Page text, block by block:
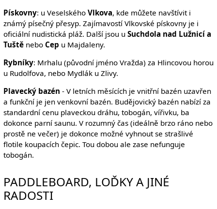
Pískovny: u Veselského Vlkova, kde můžete navštívit i
známý písečný přesyp. Zajímavostí Vlkovské pískovny je i
oficiální nudistická pláž. Další jsou u Suchdola nad Lužnicí a
Tuštěnebo Cep u Majdaleny.
Rybníky: Mrhalu (původní jméno Vražda) za Hlincovou horou
u Rudolfova, nebo Mydlák u Zlivy.
Plavecký bazén - V letních měsících je vnitřní bazén uzavřen
a funkční je jen venkovní bazén. Budějovický bazén nabízí za
standardní cenu plaveckou dráhu, tobogán, vířivku, ba
dokonce parní saunu. V rozumný čas (ideálně brzo ráno nebo
prostě ne večer) je dokonce možné vyhnout se strašlivé
flotile koupacích čepic. Tou dobou ale zase nefunguje
tobogán.
PADDLEBOARD, LOĎKY A JINÉ
RADOSTI